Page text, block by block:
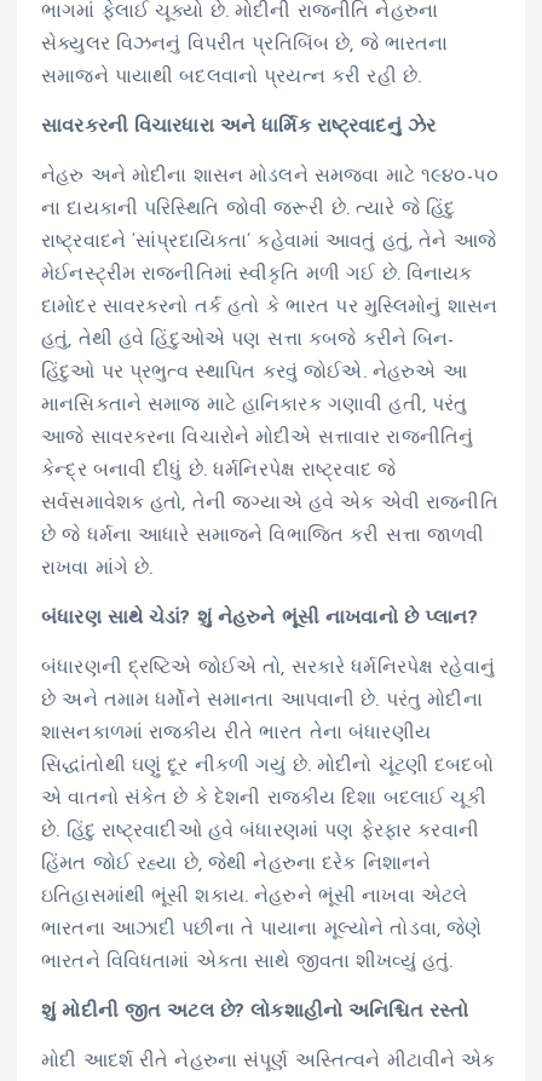
ભાગમાં ફેલાઈ ચૂક્યો છે. મોદીની રાજનીતિ નેહરુના
સેક્યુલર વિઝનનું વિપરીત પ્રતિબિંબ છે, જે ભારતના
સમાજને પાયાથી બદલવાનો પ્રયત્ન કરી રહી છે.
સાવરકરની વિચારધારા અને ધાર્મિક રાષ્ટ્રવાદનું ઝેર
નેહરુ અને મોદીના શાસન મોડલને સમજવા માટે ૧૯૪૦-૫૦
ના દાયકાની પરિસ્થિતિ જોવી જરૂરી છે. ત્યારે જે હિંદુ
રાષ્ટ્રવાદને ‘સાંપ્રદાયિકતા’ કહેવામાં આવતું હતું, તેને આજે
મેઈનસ્ટ્રીમ રાજનીતિમાં સ્વીકૃતિ મળી ગઈ છે. વિનાયક
દામોદર સાવરકરનો તર્ક હતો કે ભારત પર મુસ્લિમોનું શાસન
હતું, તેથી હવે હિંદુઓએ પણ સત્તા કબજે કરીને બિન-
હિંદુઓ પર પ્રભુત્વ સ્થાપિત કરવું જોઈએ. નેહરુએ આ
માનસિકતાને સમાજ માટે હાનિકારક ગણાવી હતી, પરંતુ
આજે સાવરકરના વિચારોને મોદીએ સત્તાવાર રાજનીતિનું
કેન્દ્ર બનાવી દીધું છે. ધર્મનિરપેક્ષ રાષ્ટ્રવાદ જે
સર્વસમાવેશક હતો, તેની જગ્યાએ હવે એક એવી રાજનીતિ
છે જે ધર્મના આધારે સમાજને વિભાજિત કરી સત્તા જાળવી
રાખવા માંગે છે.
બંધારણ સાથે ચેડાં? શું નેહરુને ભૂંસી નાખવાનો છે પ્લાન?
બંધારણની દ્રષ્ટિએ જોઈએ તો, સરકારે ધર્મનિરપેક્ષ રહેવાનું
છે અને તમામ ધર્મોને સમાનતા આપવાની છે. પરંતુ મોદીના
શાસનકાળમાં રાજકીય રીતે ભારત તેના બંધારણીય
સિદ્ધાંતોથી ઘણું દૂર નીકળી ગયું છે. મોદીનો ચૂંટણી દબદબો
એ વાતનો સંકેત છે કે દેશની રાજકીય દિશા બદલાઈ ચૂકી
છે. હિંદુ રાષ્ટ્રવાદીઓ હવે બંધારણમાં પણ ફેરફાર કરવાની
હિંમત જોઈ રહ્યા છે, જેથી નેહરુના દરેક નિશાનને
ઇતિહાસમાંથી ભૂંસી શકાય. નેહરુને ભૂંસી નાખવા એટલે
ભારતના આઝાદી પછીના તે પાયાના મૂલ્યોને તોડવા, જેણે
ભારતને વિવિધતામાં એકતા સાથે જીવતા શીખવ્યું હતું.
શું મોદીની જીત અટલ છે? લોકશાહીનો અનિશ્ચિત રસ્તો
મોદી આદર્શ રીતે નેહરુના સંપૂર્ણ અસ્તિત્વને મીટાવીને એક